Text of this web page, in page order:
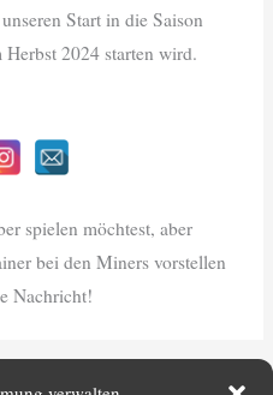
Start in die Saison
2024 starten wird.
spielen möchtest, aber
bei den Miners vorstellen
Nachricht!
Nächster Beitrag→